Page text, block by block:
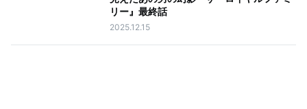
リー』最終話
2025.12.15